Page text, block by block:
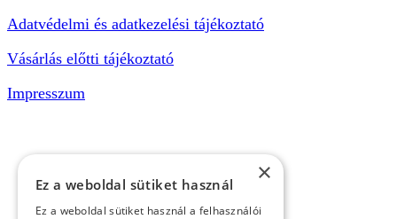
Adatvédelmi és adatkezelési tájékoztató
Vásárlás előtti tájékoztató
Impresszum
×
Ez a weboldal sütiket használ
Ez a weboldal sütiket használ a felhasználói